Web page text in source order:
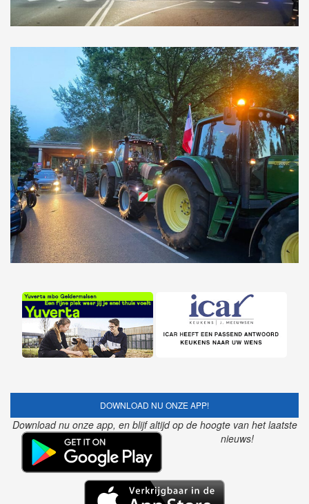
DOWNLOAD NU ONZE APP!
Download nu onze app, en blijf altijd op de hoogte van het laatste
nieuws!